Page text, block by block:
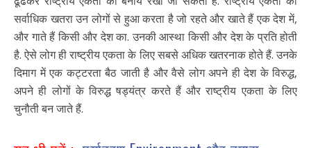
सर्वाधिक खतरा उन लोगों से हुआ करता है जो रहते और खाते हैं एक देश में,
और गाते हैं किसी और देश का. उनकी आस्था किसी और देश के प्रति होती
है. ऐसे लोग ही राष्ट्रीय एकता के लिए सबसे अधिक खतरनाक होते हैं. उनके
दिमाग में एक कट्टरता बैठ जाती है और वैसे लोग अपने ही देश के विरुद्ध,
अपने ही लोगों के विरुद्ध षड्यंत्र करते हैं और राष्ट्रीय एकता के लिए
चुनौती बन जाते हैं.